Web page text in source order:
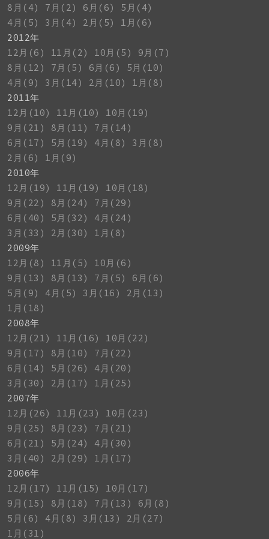
8月(4)
7月(2) 6月(6)
5月(4)
4月(5)
3月(4) 2月(5)
1月(6)
2012年
12月(6)
11月(2) 10月(5)
9月(7)
8月(12)
7月(5) 6月(6)
5月(10)
4月(9)
3月(14) 2月(10)
1月(8)
2011年
12月(10)
11月(10)
10月(19)
9月(21)
8月(11)
7月(14)
6月(17)
5月(19) 4月(8)
3月(8)
2月(6)
1月(9)
2010年
12月(19)
11月(19)
10月(18)
9月(22)
8月(24)
7月(29)
6月(40)
5月(32)
4月(24)
3月(33)
2月(30)
1月(8)
2009年
12月(8)
11月(5)
10月(6)
9月(13)
8月(13) 7月(5)
6月(6)
5月(9)
4月(5) 3月(16)
2月(13)
1月(18)
2008年
12月(21)
11月(16)
10月(22)
9月(17)
8月(10)
7月(22)
6月(14)
5月(26)
4月(20)
3月(30)
2月(17)
1月(25)
2007年
12月(26)
11月(23)
10月(23)
9月(25)
8月(23)
7月(21)
6月(21)
5月(24)
4月(30)
3月(40)
2月(29)
1月(17)
2006年
12月(17)
11月(15)
10月(17)
9月(15)
8月(18) 7月(13)
6月(8)
5月(6)
4月(8) 3月(13)
2月(27)
1月(31)